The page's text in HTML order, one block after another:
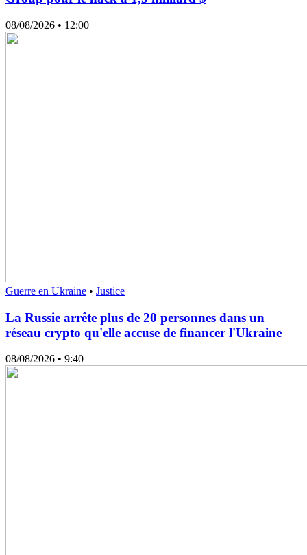
08/08/2026 • 12:00
Guerre en Ukraine • Justice
La Russie arrête plus de 20 personnes dans un
réseau crypto qu'elle accuse de financer l'Ukraine
08/08/2026 • 9:40